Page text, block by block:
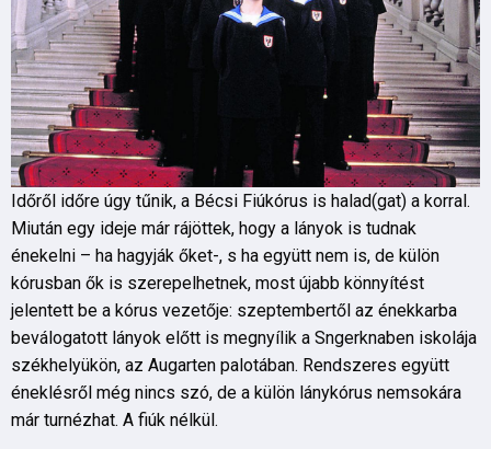
Időről időre úgy tűnik, a Bécsi Fiúkórus is halad(gat) a korral.
Miután egy ideje már rájöttek, hogy a lányok is tudnak
énekelni – ha hagyják őket-, s ha együtt nem is, de külön
kórusban ők is szerepelhetnek, most újabb könnyítést
jelentett be a kórus vezetője: szeptembertől az énekkarba
beválogatott lányok előtt is megnyílik a Sӓngerknaben iskolája
székhelyükön, az Augarten palotában. Rendszeres együtt
éneklésről még nincs szó, de a külön lánykórus nemsokára
már turnézhat. A fiúk nélkül.